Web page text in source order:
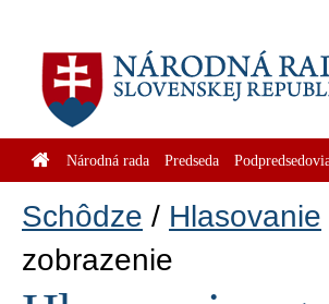
Národná rada Predseda
Schôdze Hlasovanie
zobrazenie